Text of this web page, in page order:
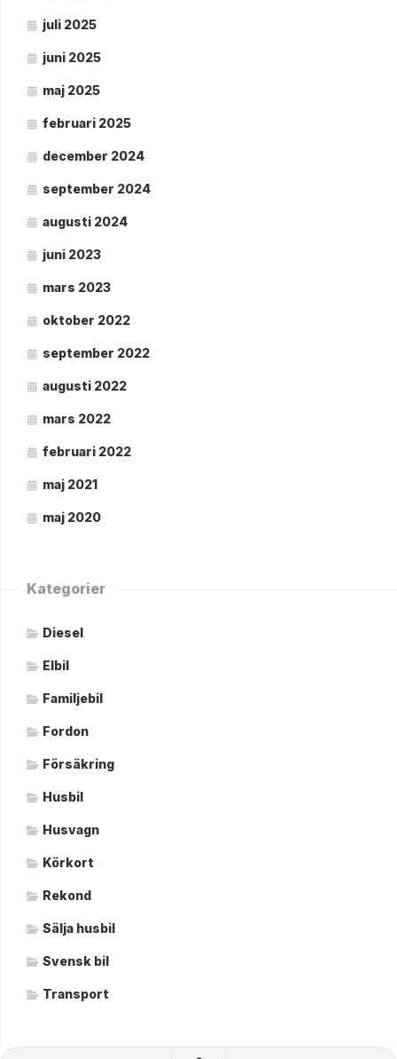
juli 2025
juni 2025
maj 2025
februari 2025
december 2024
september 2024
augusti 2024
juni 2023
mars 2023
oktober 2022
september 2022
augusti 2022
mars 2022
februari 2022
maj 2021
maj 2020
Kategorier
Diesel
Elbil
Familjebil
Fordon
Försäkring
Husbil
Husvagn
Körkort
Rekond
Sälja husbil
Svensk bil
Transport